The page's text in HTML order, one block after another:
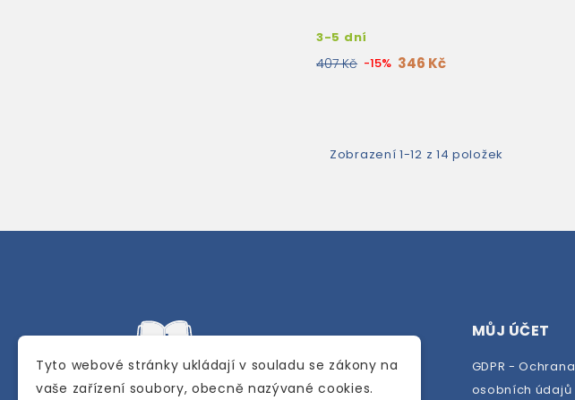
3-5 dní
407 Kč -15% 346 Kč
Zobrazení 1-12 z 14 položek
MŮJ ÚČET
GDPR - Ochrana
osobních údajů
Tyto webové stránky ukládají v souladu se zákony na
vaše zařízení soubory, obecně nazývané cookies.